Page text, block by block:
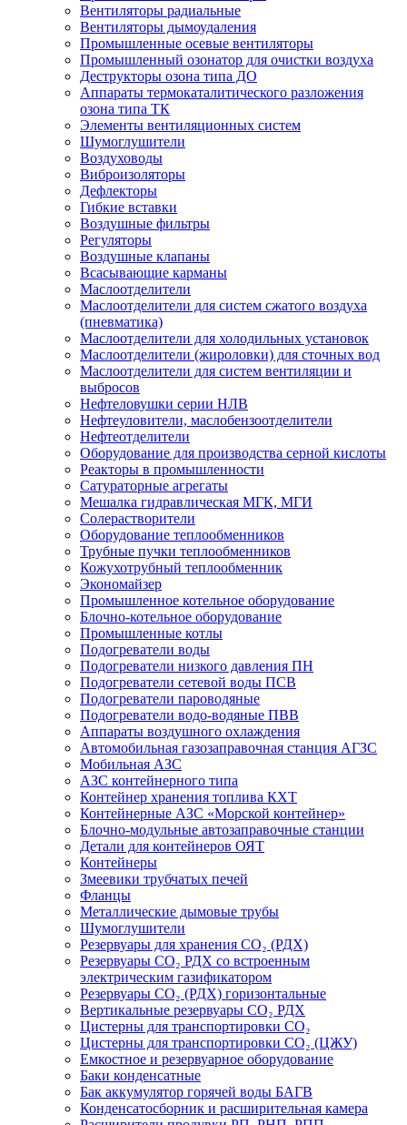
Вентиляторы радиальные
Вентиляторы дымоудаления
Промышленные осевые вентиляторы
Промышленный озонатор для очистки воздуха
Деструкторы озона типа ДО
Аппараты термокаталитического разложения
озона типа ТК
Элементы вентиляционных систем
Шумоглушители
Воздуховоды
Виброизоляторы
Дефлекторы
Гибкие вставки
Воздушные фильтры
Регуляторы
Воздушные клапаны
Всасывающие карманы
Маслоотделители
Маслоотделители для систем сжатого воздуха
(пневматика)
Маслоотделители для холодильных установок
Маслоотделители (жироловки) для сточных вод
Маслоотделители для систем вентиляции и
выбросов
Нефтеловушки серии НЛВ
Нефтеуловители, маслобензоотделители
Нефтеотделители
Оборудование для производства серной кислоты
Реакторы в промышленности
Сатураторные агрегаты
Мешалка гидравлическая МГК, МГИ
Солерастворители
Оборудование теплообменников
Трубные пучки теплообменников
Кожухотрубный теплообменник
Экономайзер
Промышленное котельное оборудование
Блочно-котельное оборудование
Промышленные котлы
Подогреватели воды
Подогреватели низкого давления ПН
Подогреватели сетевой воды ПСВ
Подогреватели пароводяные
Подогреватели водо-водяные ПВВ
Аппараты воздушного охлаждения
Автомобильная газозаправочная станция АГЗС
Мобильная АЗС
АЗС контейнерного типа
Контейнер хранения топлива КХТ
Контейнерные АЗС «Морской контейнер»
Блочно-модульные автозаправочные станции
Детали для контейнеров ОЯТ
Контейнеры
Змеевики трубчатых печей
Фланцы
Металлические дымовые трубы
Шумоглушители
Резервуары для хранения СО₂ (РДХ)
Резервуары СО₂ РДХ со встроенным
электрическим газификатором
Резервуары СО₂ (РДХ) горизонтальные
Вертикальные резервуары СО₂ РДХ
Цистерны для транспортировки СО₂
Цистерны для транспортировки СО₂ (ЦЖУ)
Емкостное и резервуарное оборудование
Баки конденсатные
Бак аккумулятор горячей воды БАГВ
Конденсатосборник и расширительная камера